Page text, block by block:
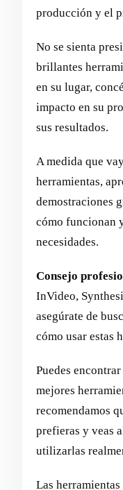
producción y el
No se sienta
brillantes
en su lugar,
impacto en su
sus resultados.
A medida que
herramientas,
demostraciones
cómo funcionan
necesidades.
Consejo
InVideo,
asegúrate de
cómo usar estas
Puedes
mejores
recomendamos
prefieras y veas
utilizarlas
Las